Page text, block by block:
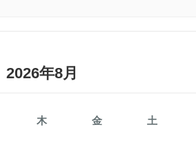
2026年8月
木 金 土